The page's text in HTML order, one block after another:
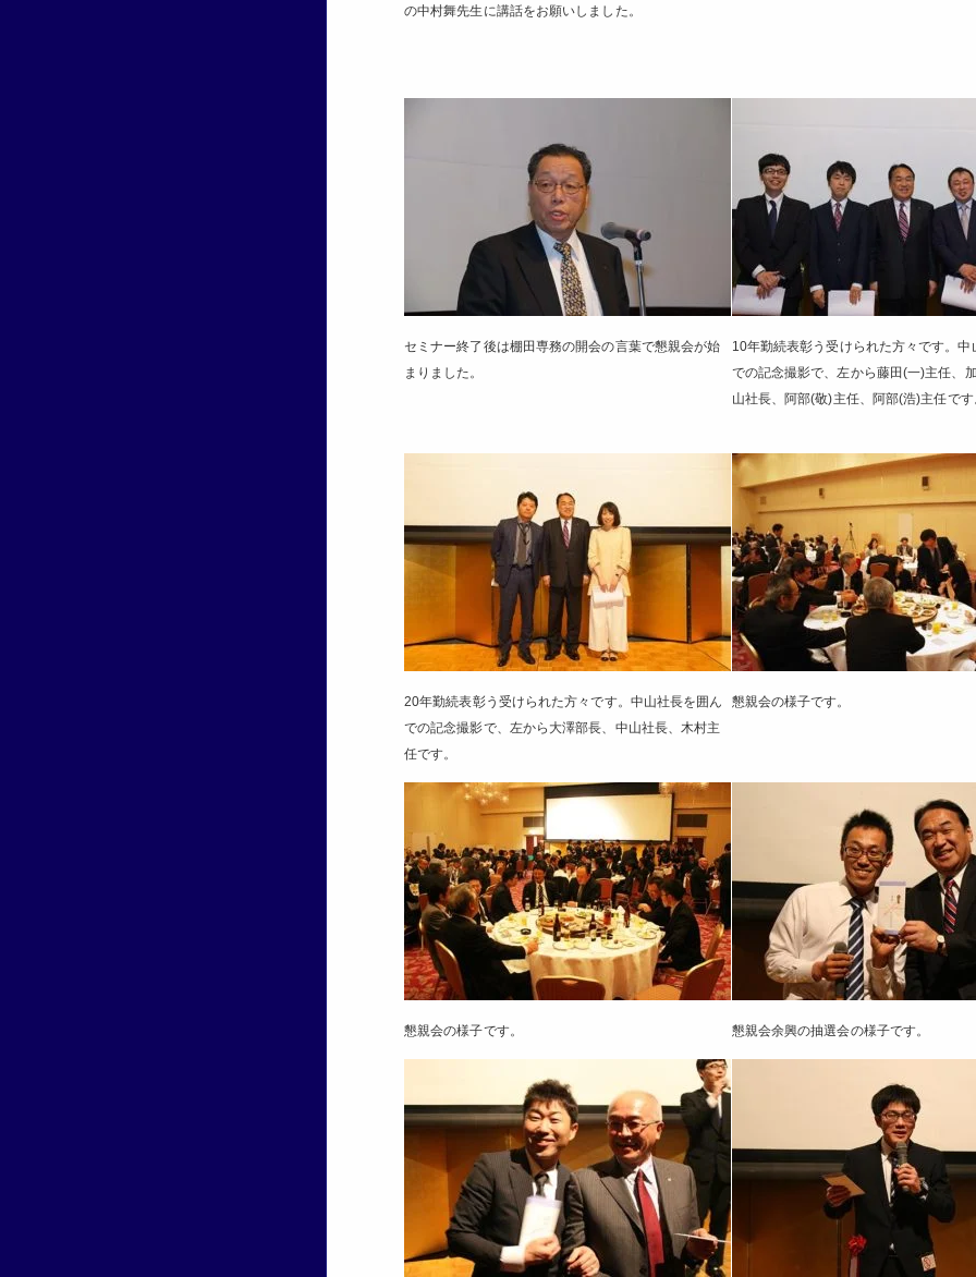
の中村舞先生に講話をお願いしました。
セミナー終了後は棚田専務の開会の言葉で懇親会が始
まりました。
10年勤続表彰う受けられた方々です。中
での記念撮影で、左から藤田(一)主任、
山社長、阿部(敬)主任、阿部(浩)主任です
20年勤続表彰う受けられた方々です。中山社長を囲ん
での記念撮影で、左から大澤部長、中山社長、木村主
任です。
懇親会の様子です。
懇親会の様子です。 懇親会余興の抽選会の様子です。